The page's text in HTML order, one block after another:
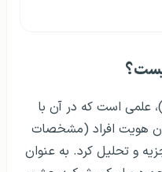
)، علمی است که در آن با
هویت افراد (مشخصات
و تحلیل کرد. به‌ عنوان